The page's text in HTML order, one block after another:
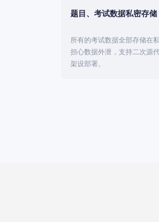
题目、考试数据私密存储
所有的考试数据全部存储在
担心数据外泄，支持二次源
架设部署。